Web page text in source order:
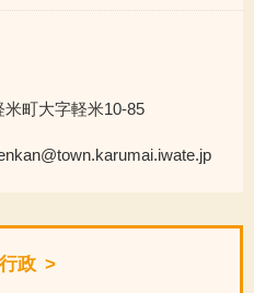
町大字軽米10-85
政